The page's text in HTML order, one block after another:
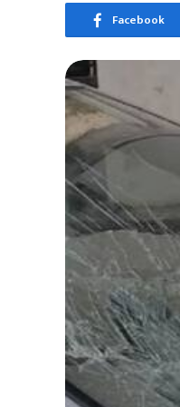
Facebook